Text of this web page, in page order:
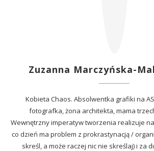
Zuzanna Marczyńska-
Kobieta Chaos. Absolwentka grafiki na
fotografka, żona architekta, mama
Wewnętrzny imperatyw tworzenia realizuje
co dzień ma problem z prokrastynacją /
skreśl, a może raczej nic nie skreślaj) i za